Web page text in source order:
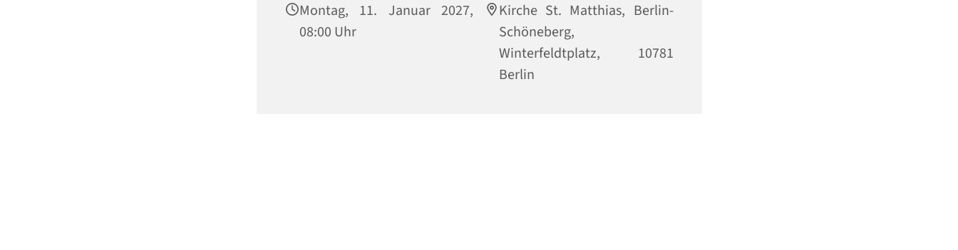
Montag, 11. Januar 2027,
08:00 Uhr
Kirche St. Matthias, Berlin-
Schöneberg,
Winterfeldtplatz, 10781
Berlin